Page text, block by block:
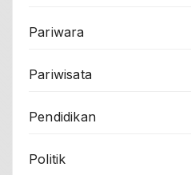
Pariwara
Pariwisata
Pendidikan
Politik